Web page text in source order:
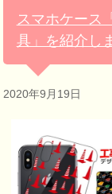
スマホケース
具」を紹介し
2020年9月19日